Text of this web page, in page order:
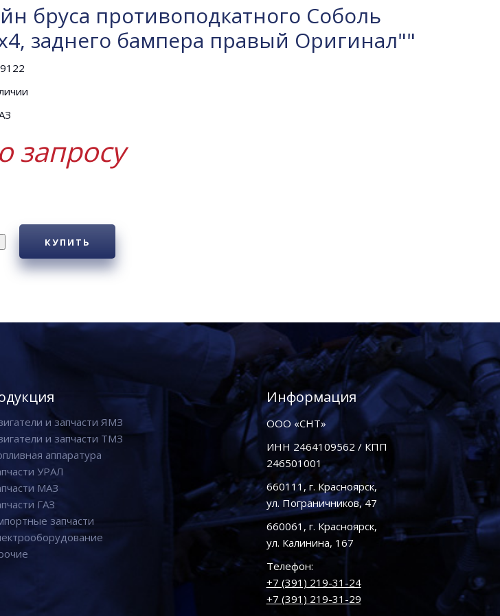
бруса противоподкатного Соболь
заднего бампера правый Оригинал""
запросу
КУПИТЬ
и запчасти ЯМЗ
и запчасти ТМЗ
аппаратура
УРАЛ
МАЗ
ГАЗ
запчасти
Информация
ООО «СНТ»
ИНН 2464109562 / КПП
246501001
660111, г. Красноярск,
ул. Пограничников, 47
660061, г. Красноярск,
ул. Калинина, 167
Телефон:
+7 (391) 219-31-24
+7 (391) 219-31-29